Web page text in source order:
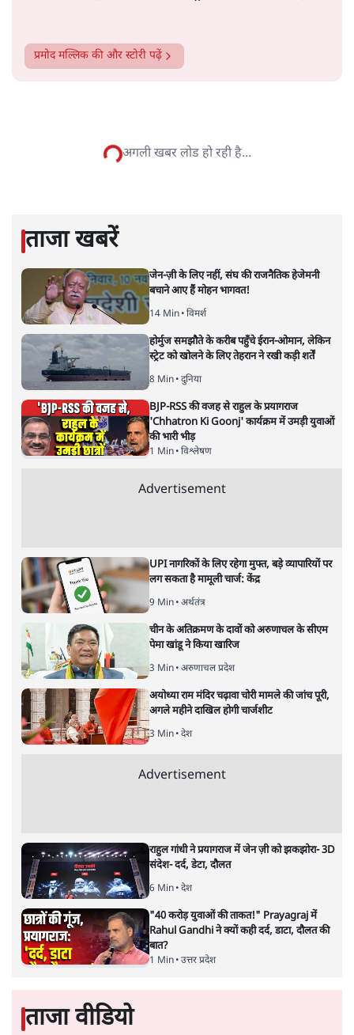
प्रमोद मल्लिक की और स्टोरी पढ़ें
अगली खबर लोड हो रही है...
ताजा खबरें
जेन-ज़ी के लिए नहीं, संघ की राजनैतिक हेजेमनी
बचाने आए हैं मोहन भागवत!
14 Min• विमर्श
होर्मुज समझौते के करीब पहुँचे ईरान-ओमान, लेकिन
स्ट्रेट को खोलने के लिए तेहरान ने रखी कड़ी शर्तें
8 Min• दुनिया
BJP-RSS की वजह से राहुल के प्रयागराज
'Chhatron Ki Goonj' कार्यक्रम में उमड़ी युवाओं
की भारी भीड़
1 Min• विश्लेषण
Advertisement
UPI नागरिकों के लिए रहेगा मुफ्त, बड़े व्यापारियों पर
लग सकता है मामूली चार्ज: केंद्र
9 Min• अर्थतंत्र
चीन के अतिक्रमण के दावों को अरुणाचल के सीएम
पेमा खांडू ने किया खारिज
3 Min• अरुणाचल प्रदेश
अयोध्या राम मंदिर चढ़ावा चोरी मामले की जांच पूरी,
अगले महीने दाखिल होगी चार्जशीट
3 Min• देश
Advertisement
राहुल गांधी ने प्रयागराज में जेन ज़ी को झकझोरा- 3D
संदेश- दर्द, डेटा, दौलत
6 Min• देश
"40 करोड़ युवाओं की ताकत!" Prayagraj में
Rahul Gandhi ने क्यों कही दर्द, डाटा, दौलत की
बात?
1 Min• उत्तर प्रदेश
ताजा वीडियो